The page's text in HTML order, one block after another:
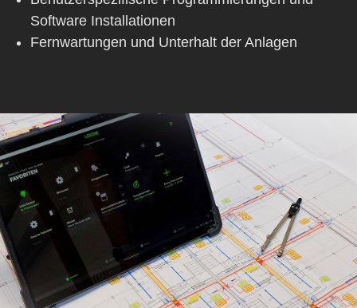
Software Installationen
Fernwartungen und Unterhalt der Anlagen